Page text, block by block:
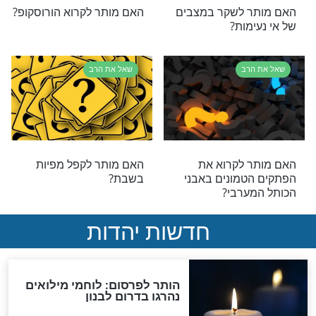
הקשת בשמיים?
לפתוח קופסאות
שאל את הרב
האם מותר לחקות אנשים?